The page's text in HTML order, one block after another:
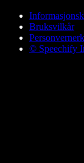
Bruksvilkår
© Speechify